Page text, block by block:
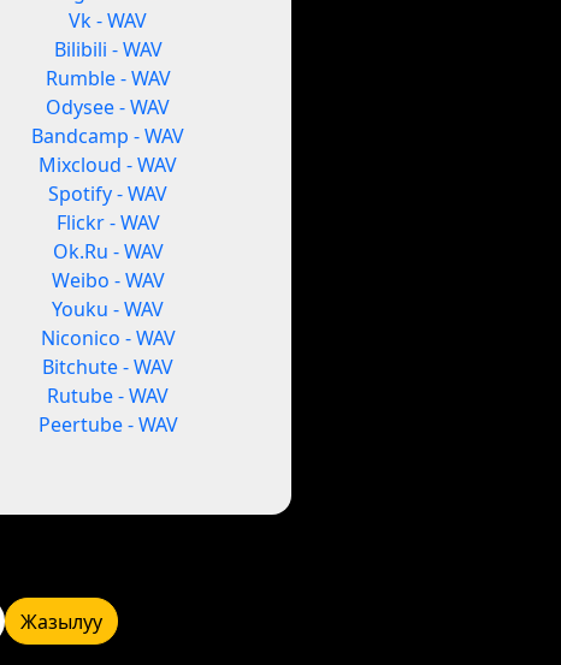
Vk - WAV
Bilibili - WAV
Rumble - WAV
Odysee - WAV
Bandcamp - WAV
Mixcloud - WAV
Spotify - WAV
Flickr - WAV
Ok.Ru - WAV
Weibo - WAV
Youku - WAV
Niconico - WAV
Bitchute - WAV
Rutube - WAV
Peertube - WAV
Жазылуу